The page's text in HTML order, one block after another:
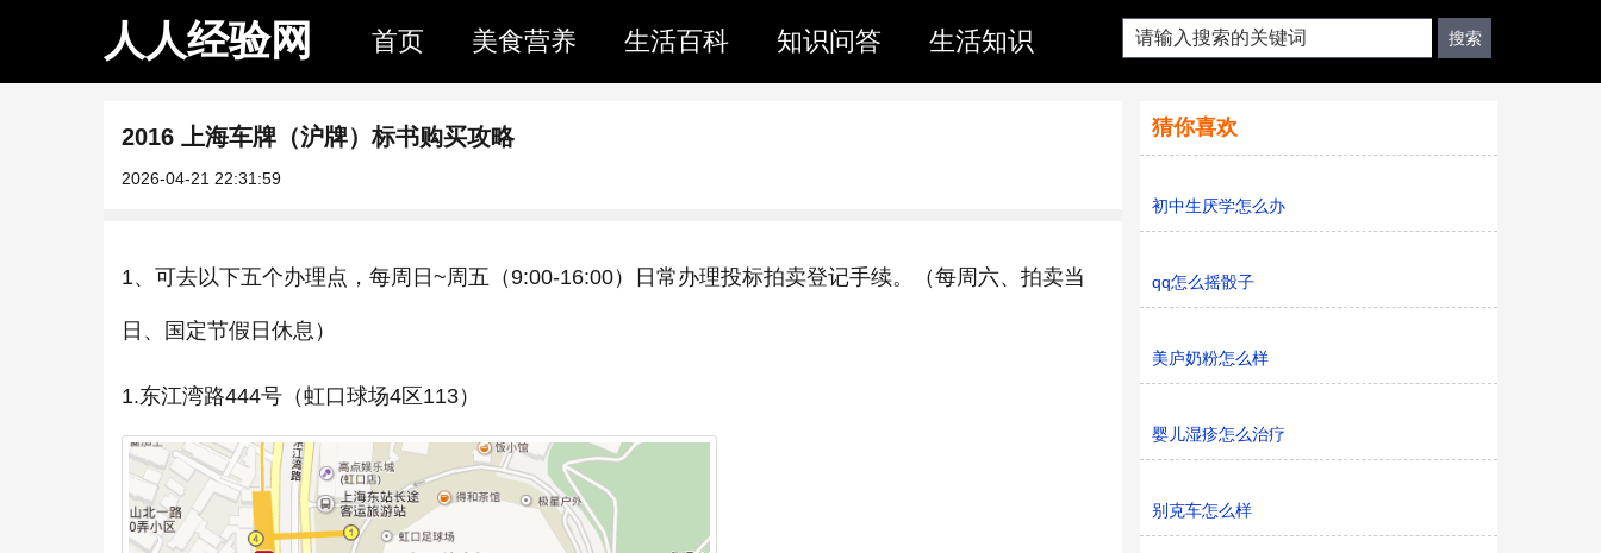
人人经验网 首页 美食营养 生活百科 知识问答 生活知识
2016 上海车牌（沪牌）标书购买攻略
2026-04-21 22:31:59
1、可去以下五个办理点，每周日~周五（9:00-16:00）日常办理投标拍卖登记手续。（每周六、拍卖当
日、国定节假日休息）
1.东江湾路444号（虹口球场4区113）
猜你喜欢
初中生厌学怎么办
qq怎么摇骰子
美庐奶粉怎么样
婴儿湿疹怎么治疗
别克车怎么样